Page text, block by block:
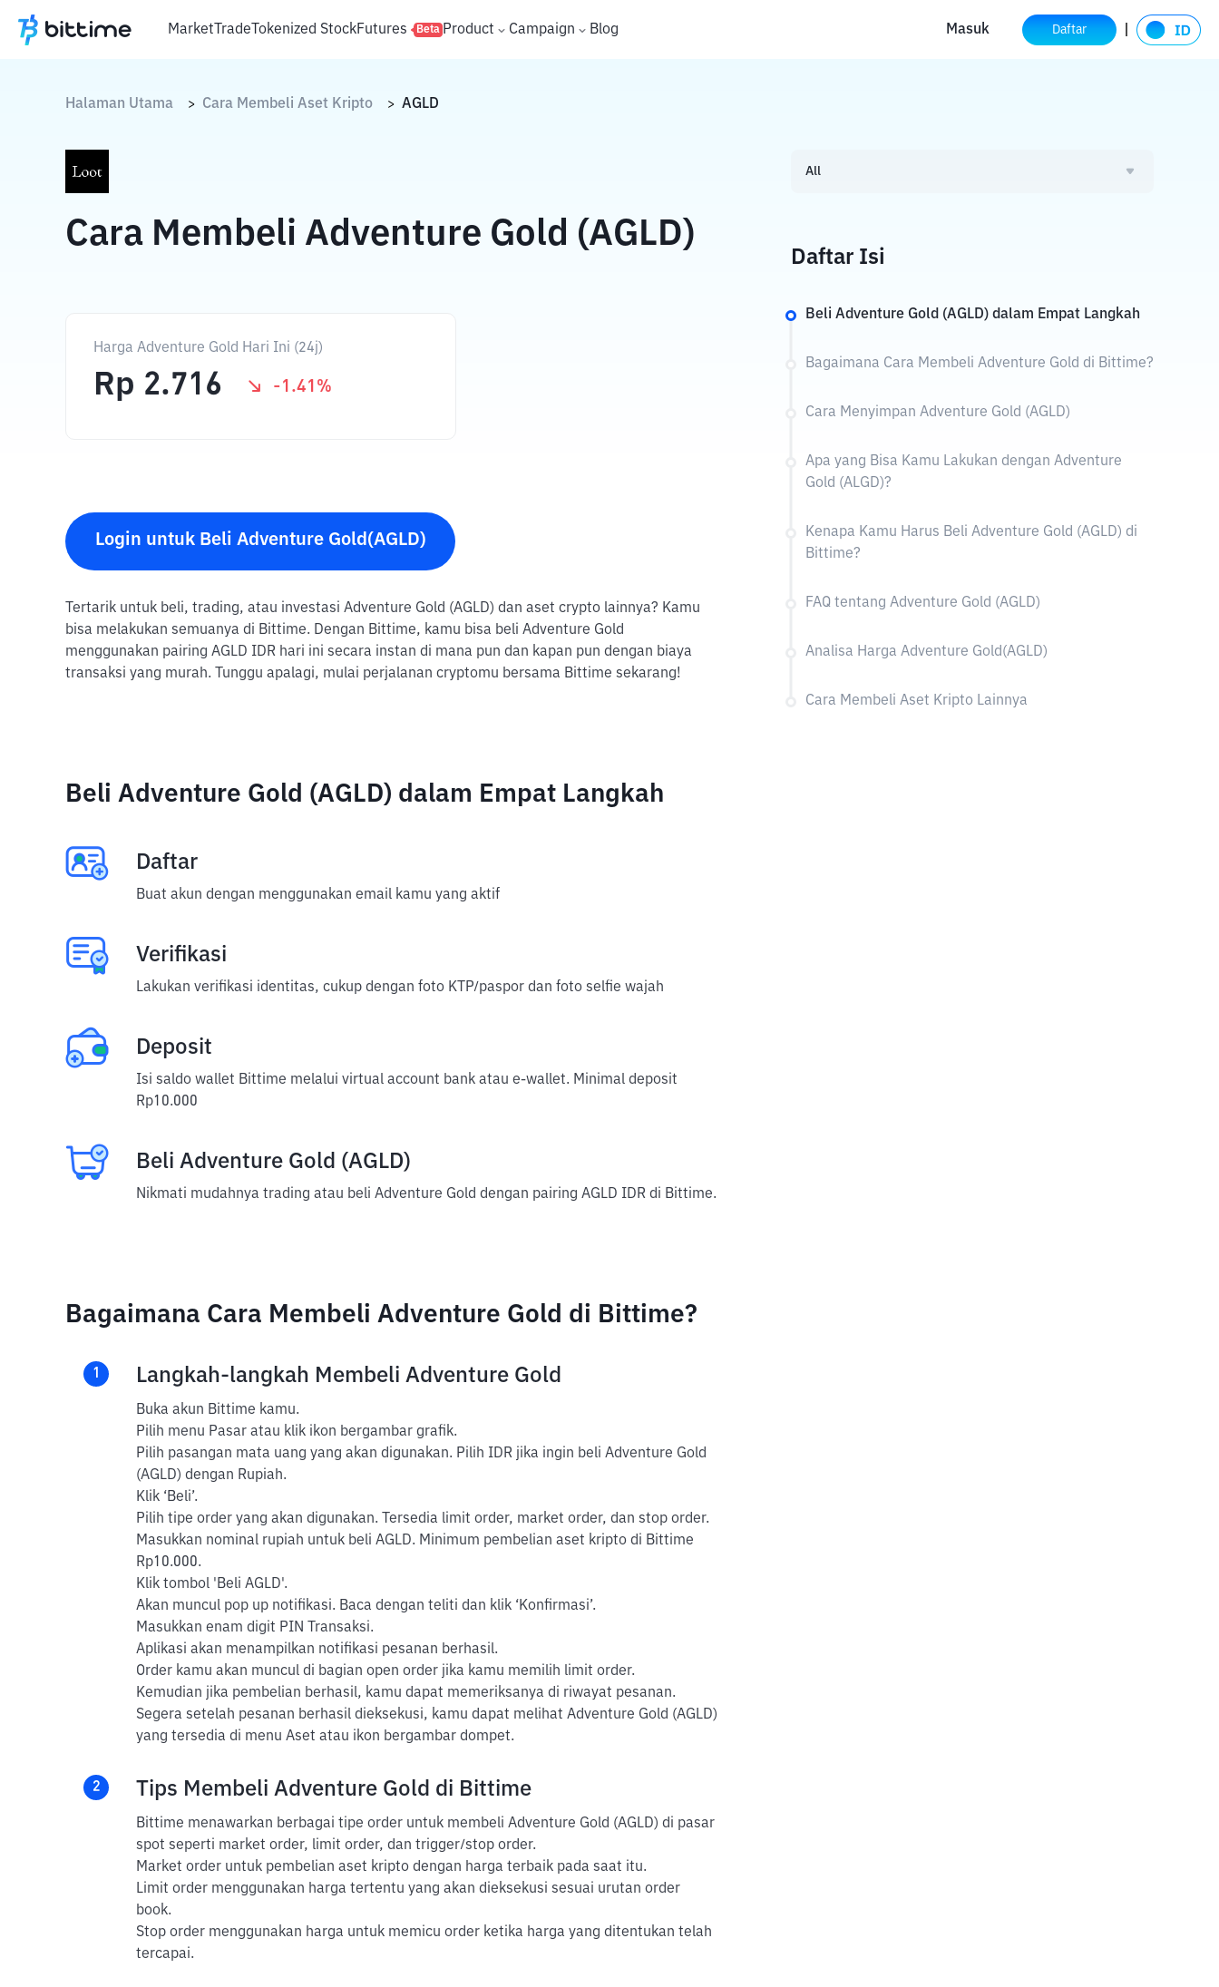
MarketTradeTokenized StockFutures Beta Product Campaign Blog Masuk Daftar
Halaman Utama > Cara Membeli Aset Kripto > AGLD
Cara Membeli Adventure Gold (AGLD)
Harga Adventure Gold Hari Ini (24j)
Rp 2.716 -1.41 %
Login untuk Beli Adventure Gold(AGLD)
Tertarik untuk beli, trading, atau investasi Adventure Gold (AGLD) dan aset crypto lainnya? Kamu
bisa melakukan semuanya di Bittime. Dengan Bittime, kamu bisa beli Adventure Gold
menggunakan pairing AGLD IDR hari ini secara instan di mana pun dan kapan pun dengan biaya
transaksi yang murah. Tunggu apalagi, mulai perjalanan cryptomu bersama Bittime sekarang!
Beli Adventure Gold (AGLD) dalam Empat Langkah
Daftar
Buat akun dengan menggunakan email kamu yang aktif
Verifikasi
Lakukan verifikasi identitas, cukup dengan foto KTP/paspor dan foto selfie wajah
Deposit
Isi saldo wallet Bittime melalui virtual account bank atau e-wallet. Minimal deposit
Rp10.000
Beli Adventure Gold (AGLD)
Nikmati mudahnya trading atau beli Adventure Gold dengan pairing AGLD IDR di Bittime.
Bagaimana Cara Membeli Adventure Gold di Bittime?
1 Langkah-langkah Membeli Adventure Gold
Buka akun Bittime kamu.
Pilih menu Pasar atau klik ikon bergambar grafik.
Pilih pasangan mata uang yang akan digunakan. Pilih IDR jika ingin beli Adventure Gold
(AGLD) dengan Rupiah.
Klik ‘Beli’.
Pilih tipe order yang akan digunakan. Tersedia limit order, market order, dan stop order.
Masukkan nominal rupiah untuk beli AGLD. Minimum pembelian aset kripto di Bittime
Rp10.000.
Klik tombol 'Beli AGLD'.
Akan muncul pop up notifikasi. Baca dengan teliti dan klik ‘Konfirmasi’.
Masukkan enam digit PIN Transaksi.
Aplikasi akan menampilkan notifikasi pesanan berhasil.
Order kamu akan muncul di bagian open order jika kamu memilih limit order.
Kemudian jika pembelian berhasil, kamu dapat memeriksanya di riwayat pesanan.
Segera setelah pesanan berhasil dieksekusi, kamu dapat melihat Adventure Gold (AGLD)
yang tersedia di menu Aset atau ikon bergambar dompet.
2 Tips Membeli Adventure Gold di Bittime
Bittime menawarkan berbagai tipe order untuk membeli Adventure Gold (AGLD) di pasar
spot seperti market order, limit order, dan trigger/stop order.
Market order untuk pembelian aset kripto dengan harga terbaik pada saat itu.
Limit order menggunakan harga tertentu yang akan dieksekusi sesuai urutan order
book.
Stop order menggunakan harga untuk memicu order ketika harga yang ditentukan telah
tercapai.
All
Daftar Isi
Beli Adventure Gold (AGLD) dalam Empat Langkah
Bagaimana Cara Membeli Adventure Gold di Bittime?
Cara Menyimpan Adventure Gold (AGLD)
Apa yang Bisa Kamu Lakukan dengan Adventure
Gold (ALGD)?
Kenapa Kamu Harus Beli Adventure Gold (AGLD) di
Bittime?
FAQ tentang Adventure Gold (AGLD)
Analisa Harga Adventure Gold(AGLD)
Cara Membeli Aset Kripto Lainnya